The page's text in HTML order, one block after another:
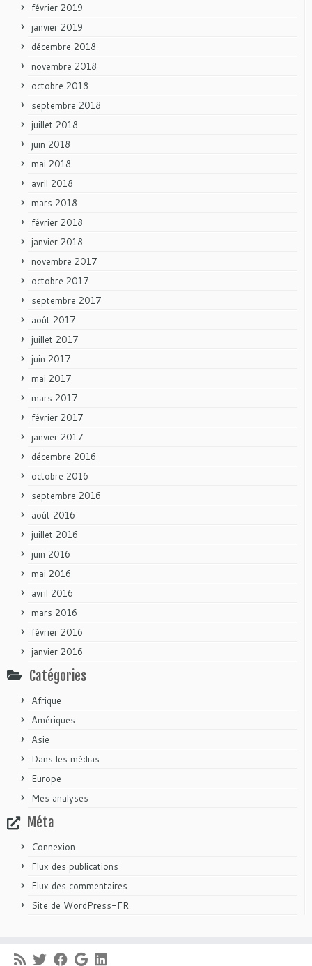
février 2019
janvier 2019
décembre 2018
novembre 2018
octobre 2018
septembre 2018
juillet 2018
juin 2018
mai 2018
avril 2018
mars 2018
février 2018
janvier 2018
novembre 2017
octobre 2017
septembre 2017
août 2017
juillet 2017
juin 2017
mai 2017
mars 2017
février 2017
janvier 2017
décembre 2016
octobre 2016
septembre 2016
août 2016
juillet 2016
juin 2016
mai 2016
avril 2016
mars 2016
février 2016
janvier 2016
Catégories
Afrique
Amériques
Asie
Dans les médias
Europe
Mes analyses
Méta
Connexion
Flux des publications
Flux des commentaires
Site de WordPress-FR